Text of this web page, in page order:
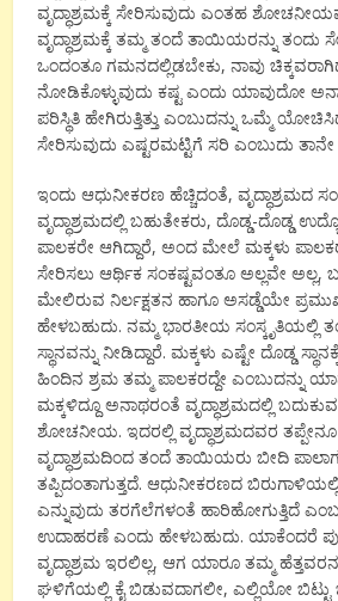
ವೃದ್ಧಾಶ್ರಮಕ್ಕೆ ಸೇರಿಸುವುದು ಎಂತಹ
ವೃದ್ಧಾಶ್ರಮಕ್ಕೆ ತಮ್ಮ ತಂದೆ ತಾಯಿಯರನ್ನು ತಂದು
ಒಂದಂತೂ ಗಮನದಲ್ಲಿಡಬೇಕು, ನಾವು
ನೋಡಿಕೊಳ್ಳುವುದು ಕಷ್ಟ ಎಂದು ಯಾವುದೋ
ಪರಿಸ್ಥಿತಿ ಹೇಗಿರುತ್ತಿತ್ತು ಎಂಬುದನ್ನು ಒಮ್ಮೆ
ಸೇರಿಸುವುದು ಎಷ್ಟರಮಟ್ಟಿಗೆ ಸರಿ ಎಂಬುದು
ಇಂದು ಆಧುನೀಕರಣ ಹೆಚ್ಚಿದಂತೆ, ವೃದ್ಧಾಶ್ರಮದ
ವೃದ್ಧಾಶ್ರಮದಲ್ಲಿ ಬಹುತೇಕರು, ದೊಡ್ಡ-ದೊಡ್ಡ
ಪಾಲಕರೇ ಆಗಿದ್ದಾರೆ, ಅಂದ ಮೇಲೆ ಮಕ್ಕಳು
ಸೇರಿಸಲು ಆರ್ಥಿಕ ಸಂಕಷ್ಟವಂತೂ ಅಲ್ಲವೇ ಅಲ್ಲ,
ಮೇಲಿರುವ ನಿರ್ಲಕ್ಷತನ ಹಾಗೂ ಅಸಡ್ಡೆಯೇ
ಹೇಳಬಹುದು. ನಮ್ಮ ಭಾರತೀಯ
ಸ್ಥಾನವನ್ನು ನೀಡಿದ್ದಾರೆ. ಮಕ್ಕಳು ಎಷ್ಟೇ ದೊಡ್ಡ
ಹಿಂದಿನ ಶ್ರಮ ತಮ್ಮ ಪಾಲಕರದ್ದೇ ಎಂಬುದನ್ನು
ಮಕ್ಕಳಿದ್ದೂ ಅನಾಥರಂತೆ ವೃದ್ಧಾಶ್ರಮದಲ್ಲಿ
ಶೋಚನೀಯ. ಇದರಲ್ಲಿ ವೃದ್ಧಾಶ್ರಮದವರ
ವೃದ್ಧಾಶ್ರಮದಿಂದ ತಂದೆ ತಾಯಿಯರು ಬೀದಿ
ತಪ್ಪಿದಂತಾಗುತ್ತದೆ. ಆಧುನೀಕರಣದ
ಎನ್ನುವುದು ತರಗೆಲೆಗಳಂತೆ ಹಾರಿಹೋಗುತ್ತಿದೆ
ಉದಾಹರಣೆ ಎಂದು ಹೇಳಬಹುದು. ಯಾಕೆಂದರೆ
ವೃದ್ಧಾಶ್ರಮ ಇರಲಿಲ್ಲ, ಆಗ ಯಾರೂ ತಮ್ಮ
ಘಳಿಗೆಯಲ್ಲಿ ಕೈ ಬಿಡುವದಾಗಲೀ, ಎಲ್ಲಿಯೋ ಬಿಟ್ಟು